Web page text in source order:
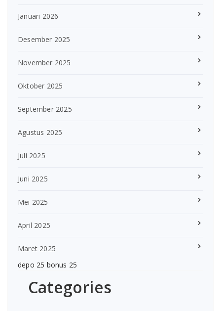
Januari 2026
Desember 2025
November 2025
Oktober 2025
September 2025
Agustus 2025
Juli 2025
Juni 2025
Mei 2025
April 2025
Maret 2025
depo 25 bonus 25
Categories